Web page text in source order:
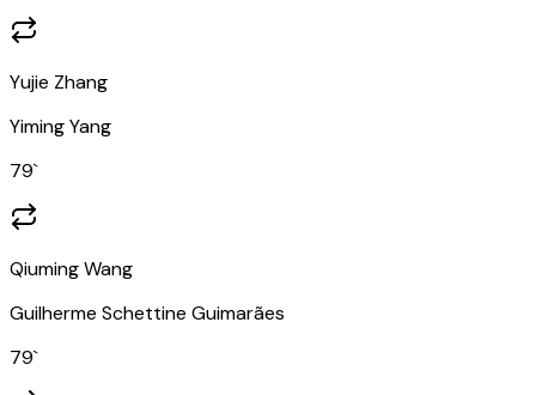
Yujie Zhang
Yiming Yang
79`
Qiuming Wang
Guilherme Schettine Guimarães
79`